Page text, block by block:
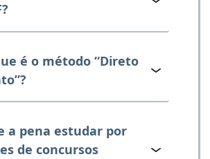
é o método “Direto
a pena estudar por
de concursos